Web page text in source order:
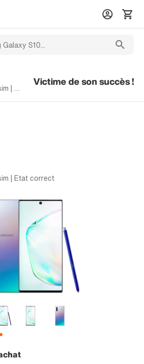
256Go | Violet | Dual sim | Etat correct
Victime de son succès !
| Etat correct